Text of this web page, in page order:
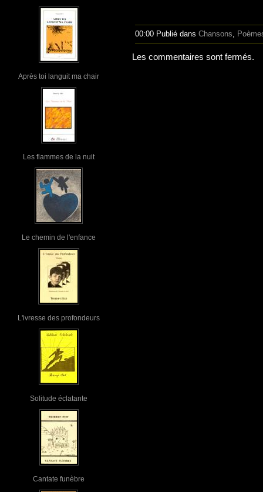
Après toi languit ma chair
Les flammes de la nuit
Le chemin de l'enfance
L'ivresse des profondeurs
Solitude éclatante
Cantate funèbre
00:00 Publié dans Chansons,
Les commentaires sont fermés.